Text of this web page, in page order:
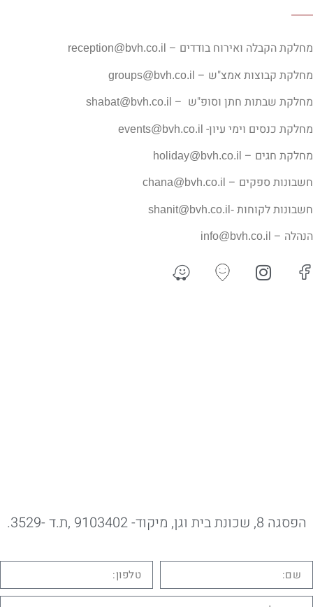
הקבלה ואירוח בודדים –reception@bvh.co.il
קבוצות אמצ"ש –groups@bvh.co.il
שבתות חתן וסופ"ש –shabat@bvh.co.il
כנסים וימי עיון-events@bvh.co.il
חגים –holiday@bvh.co.il
ספקים –chana@bvh.co.il
לקוחות-shanit@bvh.co.il
–
info@bvh.co.il
מיקוד- 9103402 ,ת.ד -3529.